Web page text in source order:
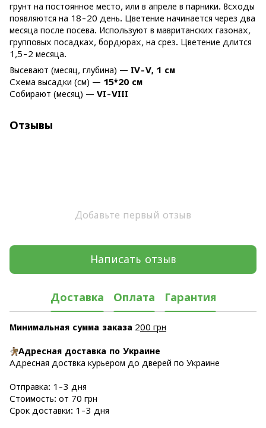
грунт на постоянное место, или в апреле в парники. Всходы
появляются на 18-20 день. Цветение начинается через два
месяца после посева. Используют в мавританских газонах,
групповых посадках, бордюрах, на срез. Цветение длится
1,5-2 месяца.
Высевают (месяц, глубина) — IV-V, 1 см
Схема высадки (см) — 15*20 см
Собирают (месяц) — VI-VIII
Отзывы
Добавьте первый отзыв
Написать отзыв
Доставка Оплата Гарантия
Минимальная сумма заказа 200 грн
Адресная доставка по Украине
Адресная доствка курьером до дверей по Украине
Отправка: 1-3 дня
Стоимость: от 70 грн
Срок доставки: 1-3 дня